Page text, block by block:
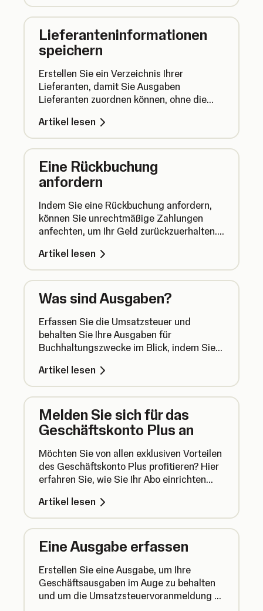
richtige Stelle gesendet wird. Hier
erfahren Sie, was Sie darüber wissen
sollten.
Lieferanteninformationen
speichern
Erstellen Sie ein Verzeichnis Ihrer
Lieferanten, damit Sie Ausgaben
Lieferanten zuordnen können, ohne die
müssen.
Artikel lesen
Eine Rückbuchung
anfordern
Indem Sie eine Rückbuchung anfordern,
können Sie unrechtmäßige Zahlungen
anfechten, um Ihr Geld zurückzuerhalten.
unkompliziert und nicht immer erfolgreich.
Hier erfahren Sie alles, was Sie wissen
müssen.
Artikel lesen
Was sind Ausgaben?
Erfassen Sie die Umsatzsteuer und
behalten Sie Ihre Ausgaben für
Buchhaltungszwecke im Blick, indem Sie
Geschäftsausgaben an zentraler Stelle
speichern.
Artikel lesen
Melden Sie sich für das
Geschäftskonto Plus an
Möchten Sie von allen exklusiven Vorteilen
des Geschäftskonto Plus profitieren? Hier
erfahren Sie, wie Sie Ihr Abo einrichten
Artikel lesen
Eine Ausgabe erfassen
Erstellen Sie eine Ausgabe, um Ihre
Geschäftsausgaben im Auge zu behalten
und um die Umsatzsteuervoranmeldung zu